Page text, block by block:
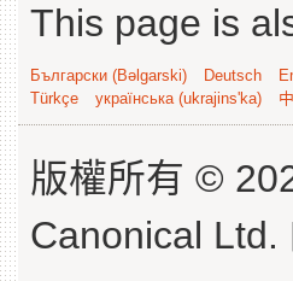
This page is
Български (Bəlgarski) Deutsch
Türkçe
українська (ukrajins'ka)
版權所有 ©
Canonical Ltd.